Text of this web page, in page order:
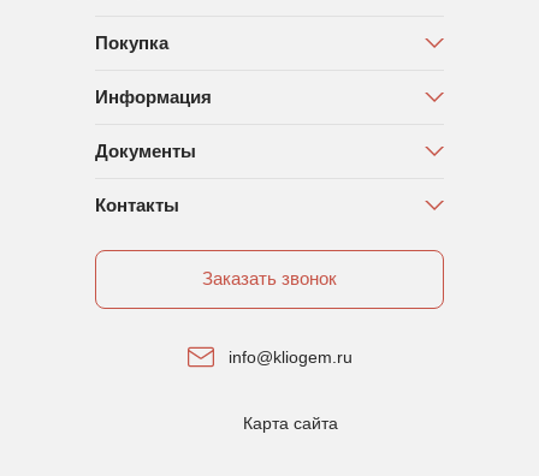
Покупка
Информация
Документы
Контакты
Заказать звонок
info@kliogem.ru
Карта сайта